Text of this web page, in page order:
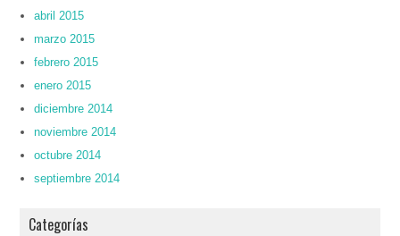
abril 2015
marzo 2015
febrero 2015
enero 2015
diciembre 2014
noviembre 2014
octubre 2014
septiembre 2014
Categorías